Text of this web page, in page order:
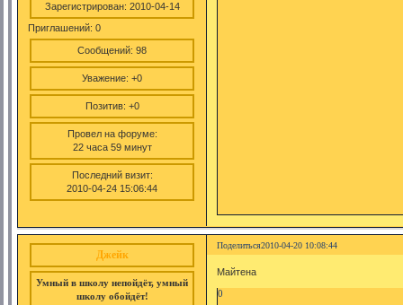
Зарегистрирован: 2010-04-14
Приглашений: 0
Сообщений: 98
Уважение: +0
Позитив: +0
Провел на форуме:
22 часа 59 минут
Последний визит:
2010-04-24 15:06:44
Поделиться2010-04-20 10:08:44
Джейк
Умный в школу непойдёт, умный
школу обойдёт!
Майтена
0